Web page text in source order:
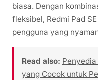
biasa. Dengan
fleksibel, Redmi Pad
pengguna yang
Read also:
yang Cocok untuk